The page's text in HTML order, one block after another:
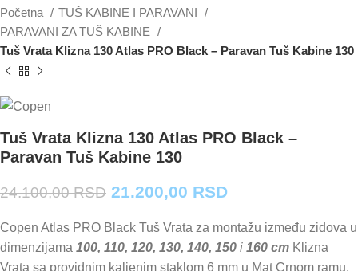
Početna
TUŠ KABINE I PARAVANI
PARAVANI ZA TUŠ KABINE
Tuš Vrata Klizna 130 Atlas PRO Black – Paravan Tuš Kabine 130
Tuš Vrata Klizna 130 Atlas PRO Black –
Paravan Tuš Kabine 130
24.100,00RSD Originalna
je
bila:
21.200,00 RSDTrenutna
je:
21.200,00 RSD.
Copen Atlas PRO Black Tuš Vrata za montažu između zidova u
dimenzijama 100, 110, 120, 130, 140, 150 i 160 cm Klizna
Vrata sa providnim kaljenim staklom 6 mm u Mat Crnom ramu.